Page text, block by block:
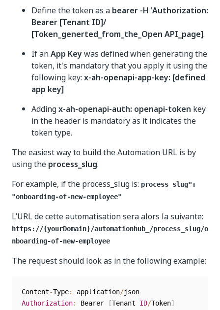
Define the token as a bearer -H 'Authorization:
Bearer [Tenant ID]/
[Token_generted_from_the_Open API_page].
If anApp Keywas defined when generating the
token, it's mandatory that you apply it using the
following key: x-ah-openapi-app-key: [defined
app key]
Addingx-ah-openapi-auth: openapi-token key
in the header is mandatory as it indicates the
token type.
The easiest way to build the Automation URL is by
using the process_slug.
For example, if the process_slug is: process_slug":
"onboarding-of-new-employee"
L’URL de cette automatisation sera alors la suivante:
https://{yourDomain}/automationhub_
/process_slug/o
nboarding-of-new-employee
The request should look as in the following example:
Content-Type: application/
Authorization: Bearer [Tenant ID/Token]